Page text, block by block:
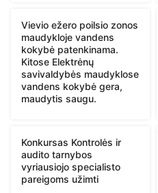
Vievio ežero poilsio zonos
maudykloje vandens
kokybė patenkinama.
Kitose Elektrėnų
savivaldybės maudyklose
vandens kokybė gera,
maudytis saugu.
Konkursas Kontrolės ir
audito tarnybos
vyriausiojo specialisto
pareigoms užimti